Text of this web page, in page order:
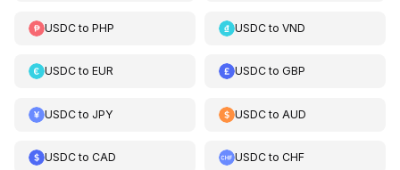
USDCto PHP USDCtoVND
USDCto EUR USDCtoGBP
USDCto JPY USDCto AUD
USDCto CAD USDCtoCHF